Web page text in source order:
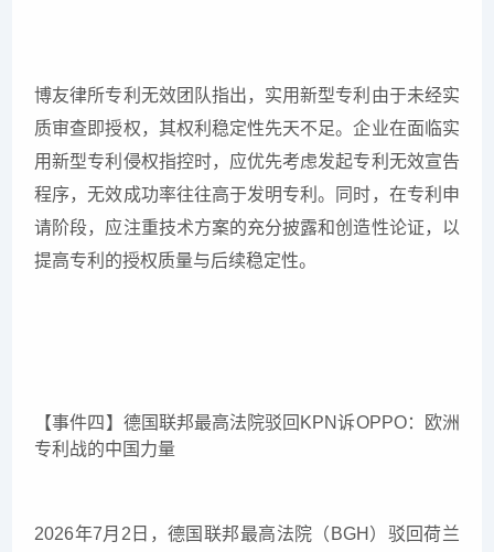
博友律所专利无效团队指出，实用新型专利由于未经实
质审查即授权，其权利稳定性先天不足。企业在面临实
用新型专利侵权指控时，应优先考虑发起专利无效宣告
程序，无效成功率往往高于发明专利。同时，在专利申
请阶段，应注重技术方案的充分披露和创造性论证，以
提高专利的授权质量与后续稳定性。
【事件四】德国联邦最高法院驳回KPN诉OPPO：欧洲
专利战的中国力量
2026年7月2日，德国联邦最高法院（BGH）驳回荷兰